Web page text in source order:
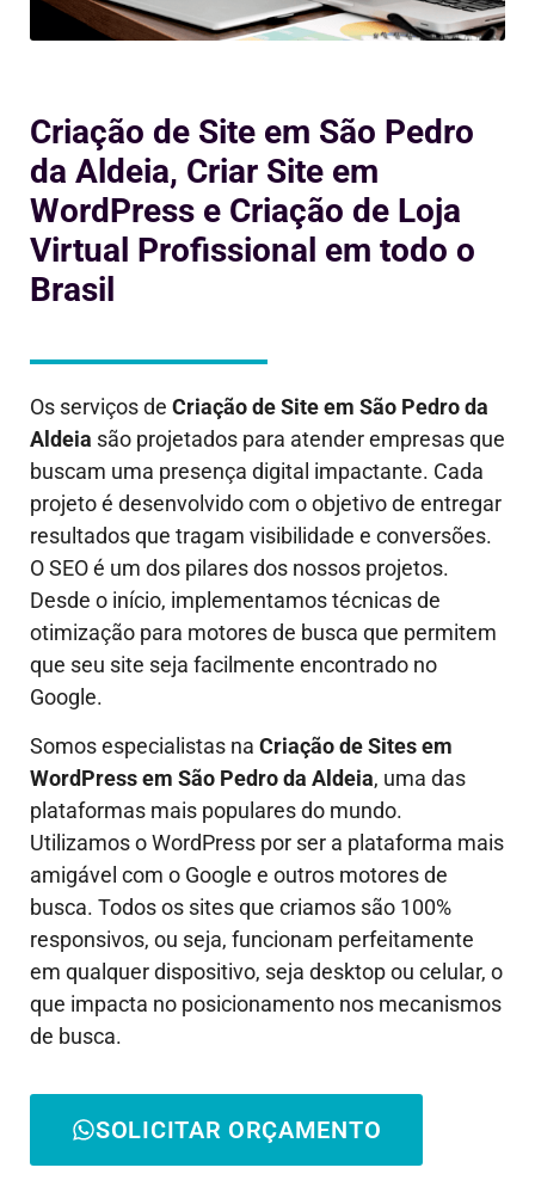
Criação de Site em São Pedro
da Aldeia, Criar Site em
WordPress e Criação de Loja
Virtual Profissional em todo o
Brasil
Os serviços de Criação de Site em São Pedro da
Aldeia são projetados para atender empresas que
buscam uma presença digital impactante. Cada
projeto é desenvolvido com o objetivo de entregar
resultados que tragam visibilidade e conversões.
O SEO é um dos pilares dos nossos projetos.
Desde o início, implementamos técnicas de
otimização para motores de busca que permitem
que seu site seja facilmente encontrado no
Google.
Somos especialistas na Criação de Sites em
WordPress em São Pedro da Aldeia, uma das
plataformas mais populares do mundo.
Utilizamos o WordPress por ser a plataforma mais
amigável com o Google e outros motores de
busca. Todos os sites que criamos são 100%
responsivos, ou seja, funcionam perfeitamente
em qualquer dispositivo, seja desktop ou celular, o
que impacta no posicionamento nos mecanismos
de busca.
SOLICITAR ORÇAMENTO